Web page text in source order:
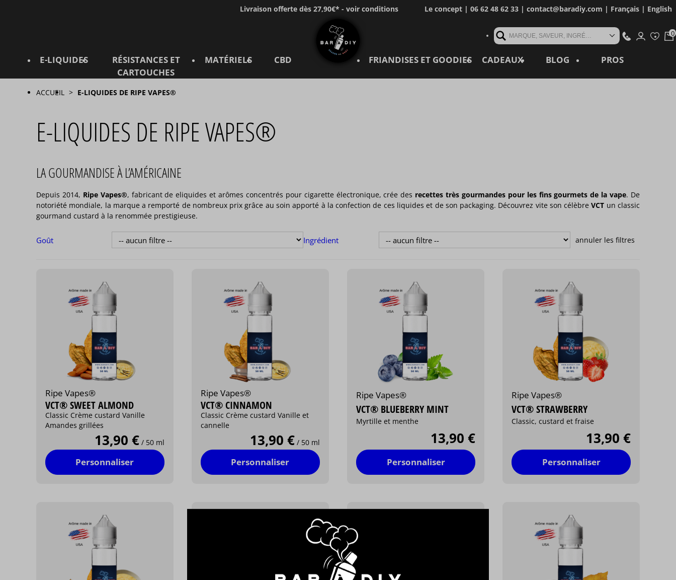
Livraison offerte dès 27,90€* - voir conditions Le concept| 06 62 48 62 33 | contact@baradiy.com | Français| English
MARQUE, SAVEUR, INGRÉDIENT, RÉFÉRENCE, MOT CLÉ...
E-LIQUIDES
RÉSISTANCES ET
CARTOUCHES
MATÉRIELS CBD FRIANDISES ET GOODIES CADEAUX BLOG PROS
ACCUEIL E-LIQUIDES DE RIPE VAPES®
E-LIQUIDES DE RIPE VAPES®
LA GOURMANDISE À L’AMÉRICAINE
Depuis 2014, Ripe Vapes®, fabricant de eliquides et arômes concentrés pour cigarette électronique, crée des recettes très gourmandes pour les fins gourmets de la vape. De
notoriété mondiale, la marque a remporté de nombreux prix grâce au soin apporté à la confection de ces liquides et de son packaging. Découvrez vite son célèbreVCT un classic
gourmand custard à la renommée prestigieuse.
Goût Ingrédient
Ripe Vapes®
VCT® SWEET ALMOND
Classic Crème custard Vanille
Amandes grillées
13,90 € / 50 ml
Personnaliser
Ripe Vapes®
VCT® CINNAMON
Classic Crème custard Vanille et
cannelle
13,90 € / 50 ml
Personnaliser
Ripe Vapes®
VCT® BLUEBERRY MINT
Myrtille et menthe
13,90 €
Personnaliser
Ripe Vapes®
VCT® STRAWBERRY
Classic, custard et fraise
13,90 €
Personnaliser